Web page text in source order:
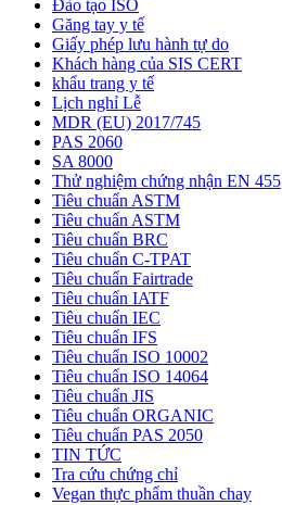
Đào tạo ISO
Găng tay y tế
Giấy phép lưu hành tự do
Khách hàng của SIS CERT
khẩu trang y tế
Lịch nghỉ Lễ
MDR (EU) 2017/745
PAS 2060
SA 8000
Thử nghiệm chứng nhận EN 455
Tiêu chuẩn ASTM
Tiêu chuẩn ASTM
Tiêu chuẩn BRC
Tiêu chuẩn C-TPAT
Tiêu chuẩn Fairtrade
Tiêu chuẩn IATF
Tiêu chuẩn IEC
Tiêu chuẩn IFS
Tiêu chuẩn ISO 10002
Tiêu chuẩn ISO 14064
Tiêu chuẩn JIS
Tiêu chuẩn ORGANIC
Tiêu chuẩn PAS 2050
TIN TỨC
Tra cứu chứng chỉ
Vegan thực phẩm thuần chay